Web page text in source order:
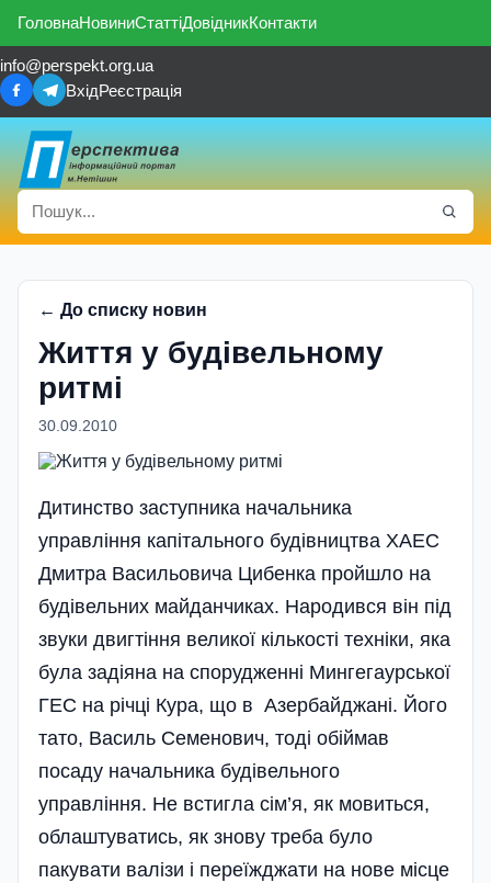
ГоловнаНовиниСтаттіДовідникКонтакти
info@perspekt.org.ua
ВхідРеєстрація
← До списку новин
Життя у будівельному
ритмі
30.09.2010
Дитинство заступника начальника
управління капітального буді­вництва ХАЕС
Дмитра Васильовича Цибенка пройшло на
будівельних майданчиках. Народився він під
звуки двигтіння великої кількості техніки, яка
була задіяна на спорудженні Мингегаурської
ГЕС на річці Кура, що в Азербайджані. Його
тато, Василь Семенович, тоді обіймав
посаду начальника будівельного
управління. Не встигла сім’я, як мовиться,
облаштуватись, як знову треба було
пакувати валізи і переїжджати на нове місце